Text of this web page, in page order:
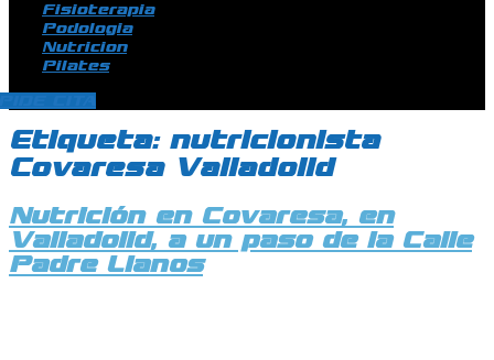
Fisioterapia
Podologia
Nutricion
Pilates
Etiqueta: nutricionista
Covaresa Valladolid
Nutrición en Covaresa, en
Valladolid, a un paso de la Calle
Padre Llanos